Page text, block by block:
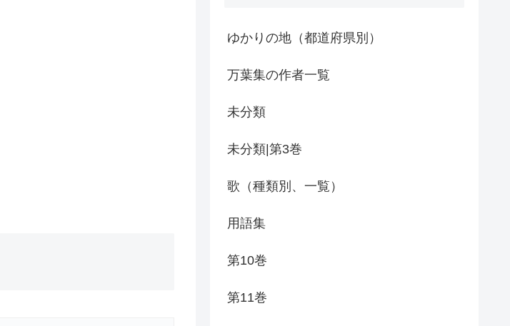
ゆかりの地（都道府県別）
万葉集の作者一覧
未分類
未分類|第3巻
歌（種類別、一覧）
用語集
第10巻
第11巻